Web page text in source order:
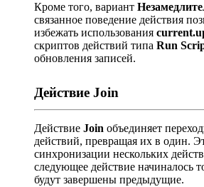
Кроме того, вариант
связанное поведение действия
избежать использования
скриптов действий типа Run
обновления записей.
Действие Join
Действие Join объединяет
действий, превращая их в один.
синхронизации нескольких
следующее действие начиналось
будут завершены предыдущие.